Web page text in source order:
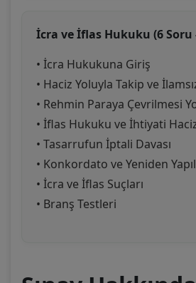
İcra ve İflas Hukuku (6 Soru
• İcra Hukukuna Giriş
• Haciz Yoluyla Takip ve
• Rehmin Paraya Çevrilmesi
• İflas Hukuku ve İhtiyati
• Tasarrufun İptali Davası
• Konkordato ve Yeniden
• İcra ve İflas Suçları
• Branş Testleri